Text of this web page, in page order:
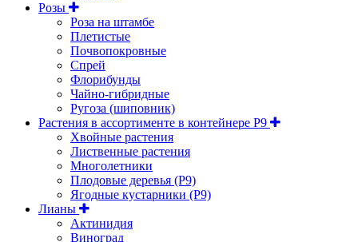
Розы
Роза на штамбе
Плетистые
Почвопокровные
Спрей
Флорибунды
Чайно-гибридные
Ругоза (шиповник)
Растения в ассортименте в контейнере P9
Хвойные растения
Лиственные растения
Многолетники
Плодовые деревья (Р9)
Ягодные кустарники (Р9)
Лианы
Актинидия
Виноград